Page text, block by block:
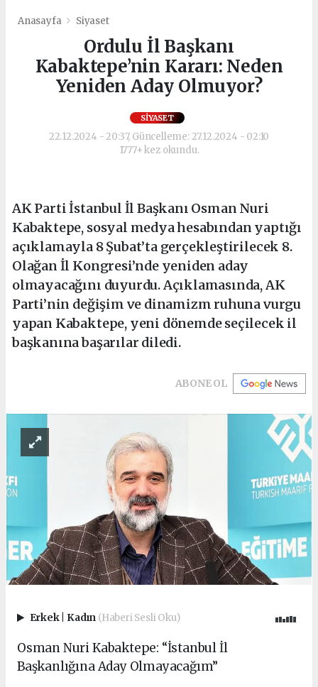
Anasayfa Siyaset
Ordulu İl Başkanı
Kabaktepe’nin Kararı: Neden
Yeniden Aday Olmuyor?
SIYASET
22.12.2024 - 20:37, Güncelleme: 27.12.2024 - 02:10
1777+ kez okundu.
AK Parti İstanbul İl Başkanı Osman Nuri
Kabaktepe, sosyal medya hesabından yaptığı
açıklamayla 8 Şubat’ta gerçekleştirilecek 8.
Olağan İl Kongresi’nde yeniden aday
olmayacağını duyurdu. Açıklamasında, AK
Parti’nin değişim ve dinamizm ruhuna vurgu
yapan Kabaktepe, yeni dönemde seçilecek il
başkanına başarılar diledi.
ABONE OL
Erkek Kadın (Haberi Sesli Oku)
Osman Nuri Kabaktepe: “İstanbul İl
Başkanlığına Aday Olmayacağım”